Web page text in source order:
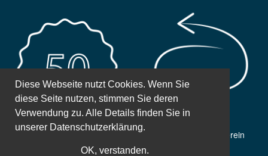
Diese Webseite nutzt Cookies. Wenn Sie
diese Seite nutzen, stimmen Sie deren
Verwendung zu. Alle Details finden Sie in
unserer Datenschutzerklärung.
OK, verstanden.
Gemeinnütziger Verein